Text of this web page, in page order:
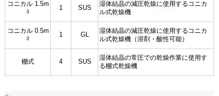
コニカル 1.5m
3 1 SUS
湿体結晶の減圧乾燥に使用するコニカ
ル式乾燥機
コニカル 0.5m
3 1 GL
湿体結晶の減圧乾燥に使用するコニカ
ル式乾燥機（溶剤・酸性可能）
棚式 4 SUS
湿体結晶の常圧での乾燥作業に使用す
る棚式乾燥機